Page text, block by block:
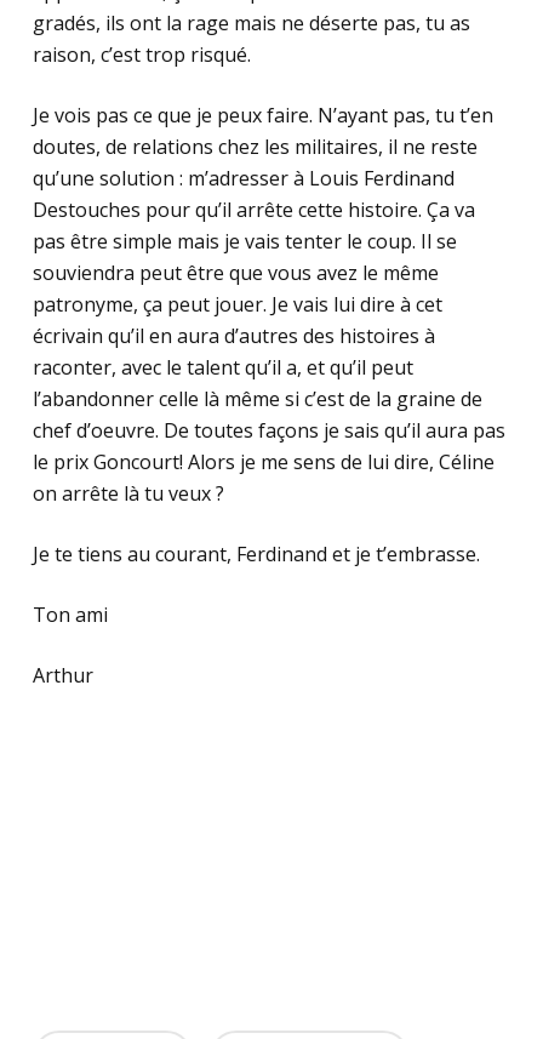
gradés, ils ont la rage mais ne déserte pas, tu as
raison, c’est trop risqué.
Je vois pas ce que je peux faire. N’ayant pas, tu t’en
doutes, de relations chez les militaires, il ne reste
qu’une solution : m’adresser à Louis Ferdinand
Destouches pour qu’il arrête cette histoire. Ça va
pas être simple mais je vais tenter le coup. Il se
souviendra peut être que vous avez le même
patronyme, ça peut jouer. Je vais lui dire à cet
écrivain qu’il en aura d’autres des histoires à
raconter, avec le talent qu’il a, et qu’il peut
l’abandonner celle là même si c’est de la graine de
chef d’oeuvre. De toutes façons je sais qu’il aura pas
le prix Goncourt! Alors je me sens de lui dire, Céline
on arrête là tu veux ?
Je te tiens au courant, Ferdinand et je t’embrasse.
Ton ami
Arthur